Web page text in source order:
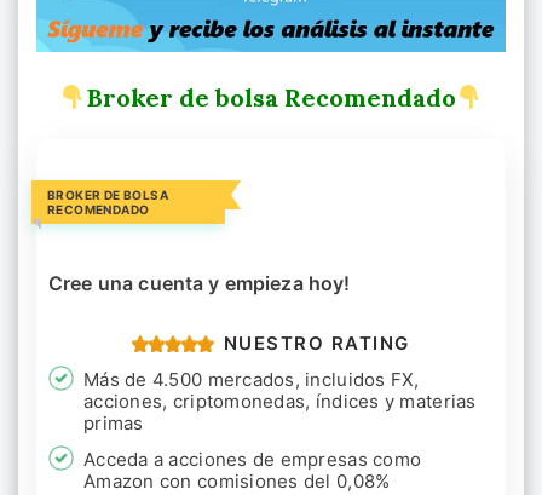
Broker de bolsa Recomendado
BROKER DE BOLSA
RECOMENDADO
Cree una cuenta y empieza hoy!
NUESTRO RATING
Más de 4.500 mercados, incluidos FX,
acciones, criptomonedas, índices y materias
primas
Acceda a acciones de empresas como
Amazon con comisiones del 0,08%